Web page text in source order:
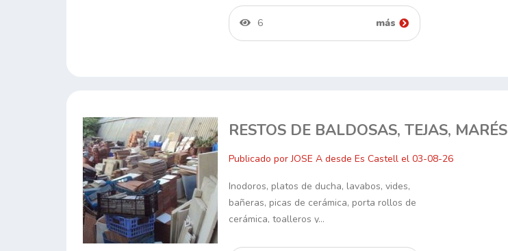
6 más
RESTOS DE BALDOSAS, TEJAS, MARÉS
Publicado por JOSE A desde Es Castell el 03-08-26
Inodoros, platos de ducha, lavabos, vides,
bañeras, picas de cerámica, porta rollos de
cerámica, toalleros y…